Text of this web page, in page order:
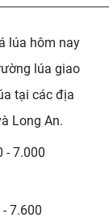
lúa hôm nay
lúa giao
tại các địa
Long An.
- 7.000
7.600